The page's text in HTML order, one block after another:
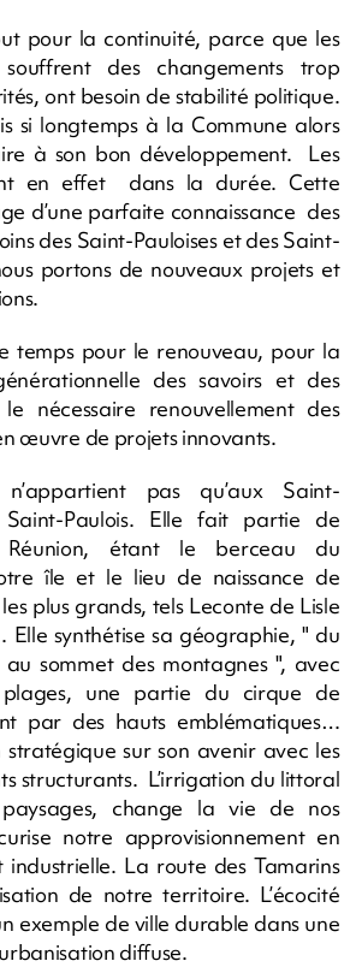
pour la continuité, parce que les
des changements trop
ont besoin de stabilité politique.
si longtemps à la Commune alors
à son bon développement. Les
en effet dans la durée. Cette
d’une parfaite connaissance des
des Saint-Pauloises et des Saint-
portons de nouveaux projets et
temps pour le renouveau, pour la
des savoirs et des
nécessaire renouvellement des
œuvre de projets innovants.
pas qu’aux Saint-
Paulois. Elle fait partie de
étant le berceau du
île et le lieu de naissance de
plus grands, tels Leconte de Lisle
Elle synthétise sa géographie, " du
sommet des montagnes ", avec
plages, une partie du cirque de
par des hauts emblématiques…
sur son avenir avec les
structurants. L’irrigation du littoral
change la vie de nos
notre approvisionnement en
industrielle. La route des Tamarins
de notre territoire. L’écocité
exemple de ville durable dans une
diffuse.